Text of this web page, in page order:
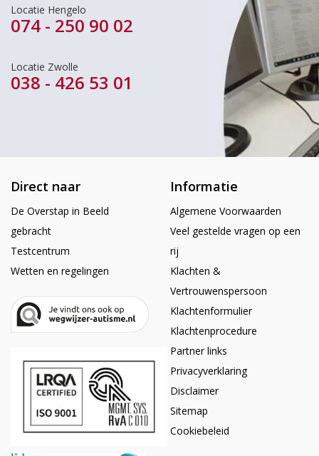
Locatie Hengelo
074 - 250 90 02
Locatie Zwolle
038 - 426 53 01
Direct naar
De Overstap in Beeld
gebracht
Testcentrum
Wetten en regelingen
Informatie
Algemene Voorwaarden
Veel gestelde vragen op een
rij
Klachten &
Vertrouwenspersoon
Klachtenformulier
Klachtenprocedure
Partner links
Privacyverklaring
Disclaimer
Sitemap
Cookiebeleid